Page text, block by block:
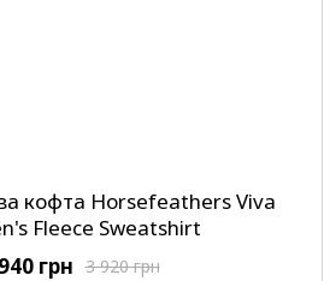
кофта Horsefeathers Viva
Fleece Sweatshirt
3 920 грн
грн